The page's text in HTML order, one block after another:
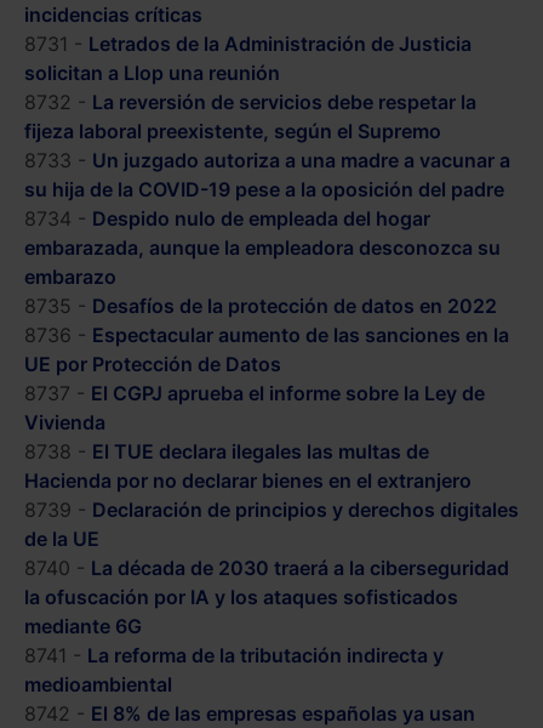
incidencias críticas
8731 - Letrados de la Administración de Justicia
solicitan a Llop una reunión
8732 - La reversión de servicios debe respetar la
fijeza laboral preexistente, según el Supremo
8733 - Un juzgado autoriza a una madre a vacunar a
su hija de la COVID-19 pese a la oposición del padre
8734 - Despido nulo de empleada del hogar
embarazada, aunque la empleadora desconozca su
embarazo
8735 - Desafíos de la protección de datos en 2022
8736 - Espectacular aumento de las sanciones en la
UE por Protección de Datos
8737 - El CGPJ aprueba el informe sobre la Ley de
Vivienda
8738 - El TUE declara ilegales las multas de
Hacienda por no declarar bienes en el extranjero
8739 - Declaración de principios y derechos digitales
de la UE
8740 - La década de 2030 traerá a la ciberseguridad
la ofuscación por IA y los ataques sofisticados
mediante 6G
8741 - La reforma de la tributación indirecta y
medioambiental
8742 - El 8% de las empresas españolas ya usan